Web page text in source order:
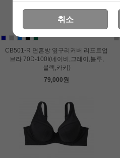
CB501-R 면혼방 옆구리커버 리프트업
브라 70D-100I(네이비,그레이,블루,
블랙,카키)
79,000원
취소